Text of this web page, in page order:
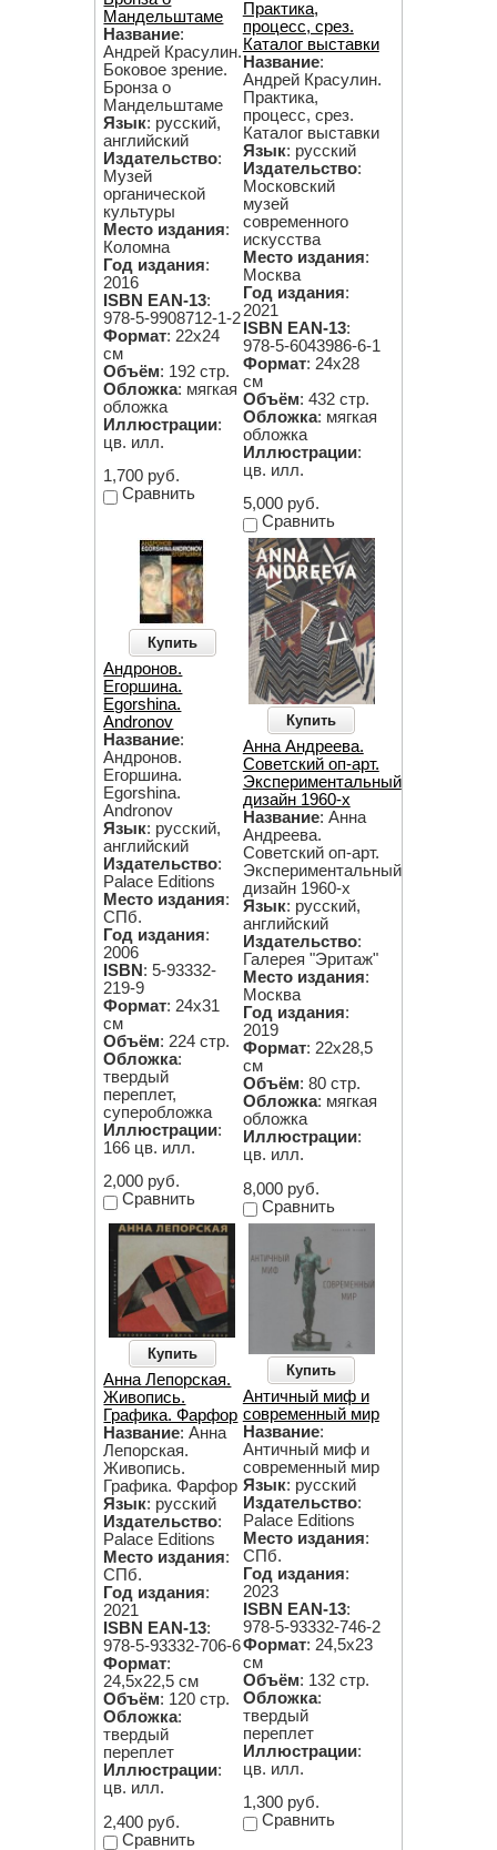
Мандельштаме
Название:
Андрей Красулин.
Боковое зрение.
Бронза о
Мандельштаме
Язык: русский,
английский
Издательство:
Музей
органической
культуры
Место издания:
Коломна
Год издания:
2016
ISBN EAN-13:
978-5-9908712-1-2
Формат: 22х24
см
Объём: 192 стр.
Обложка: мягкая
обложка
Иллюстрации:
цв. илл.
1,700 руб.
Сравнить
Практика,
процесс, срез.
Каталог выставки
Название:
Андрей Красулин.
Практика,
процесс, срез.
Каталог выставки
Язык: русский
Издательство:
Московский
музей
современного
искусства
Место издания:
Москва
Год издания:
2021
ISBN EAN-13:
978-5-6043986-6-1
Формат: 24х28
см
Объём: 432 стр.
Обложка: мягкая
обложка
Иллюстрации:
цв. илл.
5,000 руб.
Сравнить
Купить
Андронов.
Егоршина.
Egorshina.
Andronov
Название:
Андронов.
Егоршина.
Egorshina.
Andronov
Язык: русский,
английский
Издательство:
Palace Editions
Место издания:
СПб.
Год издания:
2006
ISBN: 5-93332-
219-9
Формат: 24х31
см
Объём: 224 стр.
Обложка:
твердый
переплет,
суперобложка
Иллюстрации:
166 цв. илл.
2,000 руб.
Сравнить
Купить
Анна Андреева.
Советский оп-арт.
Экспериментальный
дизайн 1960-х
Название: Анна
Андреева.
Советский оп-арт.
Экспериментальный
дизайн 1960-х
Язык: русский,
английский
Издательство:
Галерея "Эритаж"
Место издания:
Москва
Год издания:
2019
Формат: 22х28,5
см
Объём: 80 стр.
Обложка: мягкая
обложка
Иллюстрации:
цв. илл.
8,000 руб.
Сравнить
Купить
Анна Лепорская.
Живопись.
Графика. Фарфор
Название: Анна
Лепорская.
Живопись.
Графика. Фарфор
Язык: русский
Издательство:
Palace Editions
Место издания:
СПб.
Год издания:
2021
ISBN EAN-13:
978-5-93332-706-6
Формат:
24,5х22,5 см
Объём: 120 стр.
Обложка:
твердый
переплет
Иллюстрации:
цв. илл.
2,400 руб.
Сравнить
Купить
Античный миф и
современный мир
Название:
Античный миф и
современный мир
Язык: русский
Издательство:
Palace Editions
Место издания:
СПб.
Год издания:
2023
ISBN EAN-13:
978-5-93332-746-2
Формат: 24,5х23
см
Объём: 132 стр.
Обложка:
твердый
переплет
Иллюстрации:
цв. илл.
1,300 руб.
Сравнить